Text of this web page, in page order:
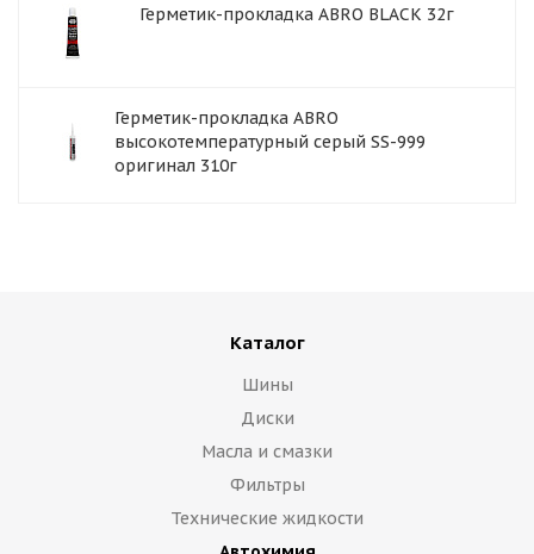
Герметик-прокладка ABRO BLACK 32г
Герметик-прокладка ABRO
высокотемпературный серый SS-999
оригинал 310г
Каталог
Шины
Диски
Масла и смазки
Фильтры
Технические жидкости